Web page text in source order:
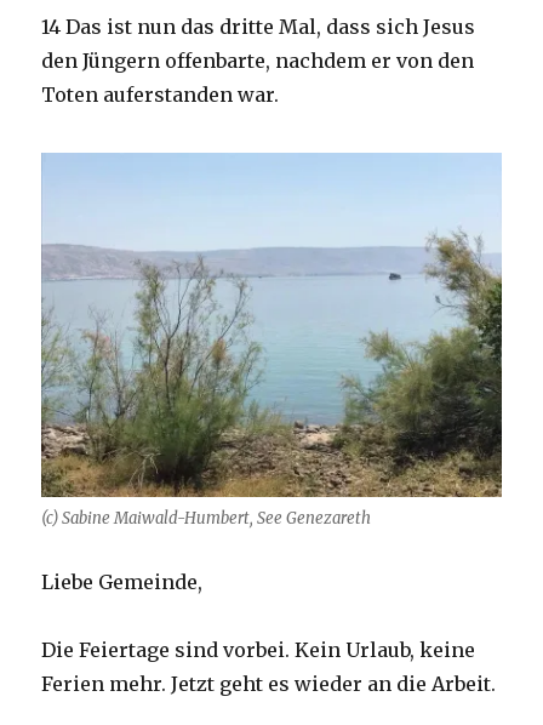
14 Das ist nun das dritte Mal, dass sich Jesus
den Jüngern offenbarte, nachdem er von den
Toten auferstanden war.
(c) Sabine Maiwald-Humbert, See Genezareth
Liebe Gemeinde,
Die Feiertage sind vorbei. Kein Urlaub, keine
Ferien mehr. Jetzt geht es wieder an die Arbeit.